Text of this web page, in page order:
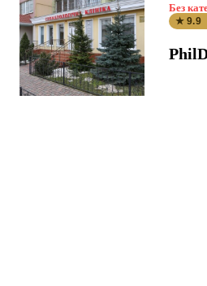
Без
★ 9.9